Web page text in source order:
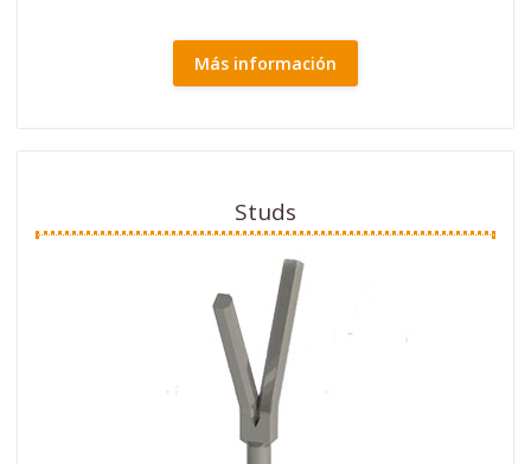
Más información
Studs